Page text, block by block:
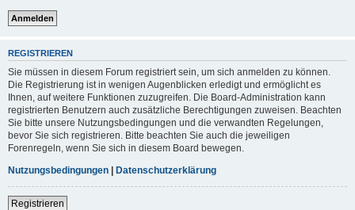
REGISTRIEREN
Sie müssen in diesem Forum registriert sein, um sich anmelden zu können.
Die Registrierung ist in wenigen Augenblicken erledigt und ermöglicht es
Ihnen, auf weitere Funktionen zuzugreifen. Die Board-Administration kann
registrierten Benutzern auch zusätzliche Berechtigungen zuweisen. Beachten
Sie bitte unsere Nutzungsbedingungen und die verwandten Regelungen,
bevor Sie sich registrieren. Bitte beachten Sie auch die jeweiligen
Forenregeln, wenn Sie sich in diesem Board bewegen.
Nutzungsbedingungen | Datenschutzerklärung
Registrieren